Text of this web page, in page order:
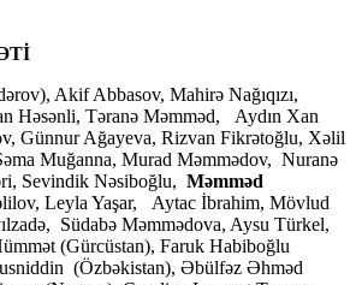
Akif Abbasov, Mahirə Nağıqızı,
Həsənli, Təranə Məmməd, Aydın Xan
Günnur Ağayeva, Rizvan Fikrətoğlu, Xəlil
Muğanna, Murad Məmmədov, Nuranə
Sevindik Nəsiboğlu, Məmməd
Leyla Yaşar, Aytac İbrahim, Mövlud
Südabə Məmmədova, Aysu Türkel,
(Gürcüstan), Faruk Habiboğlu
(Özbəkistan), Əbülfəz Əhməd